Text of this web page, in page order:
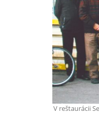
V reštaurácii